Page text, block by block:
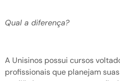
Qual a diferença?
A Unisinos possui cursos
profissionais que planejam